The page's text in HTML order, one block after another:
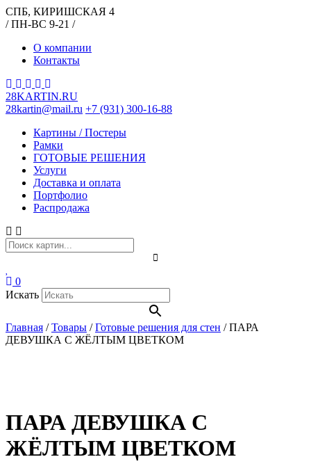
СПБ, КИРИШСКАЯ 4
/ ПН-ВС 9-21 /
О компании
Контакты
28KARTIN.RU
28kartin@mail.ru +7 (931) 300-16-88
Картины / Постеры
Рамки
ГОТОВЫЕ РЕШЕНИЯ
Услуги
Доставка и оплата
Портфолио
Распродажа
0
Искать
Главная /Товары /Готовые решения для стен /ПАРА
ДЕВУШКА С ЖЁЛТЫМ ЦВЕТКОМ
ПАРА ДЕВУШКА С
ЖЁЛТЫМ ЦВЕТКОМ